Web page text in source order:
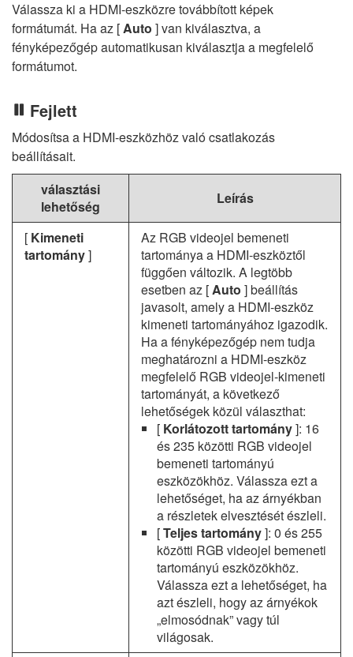
Válassza ki a HDMI-eszközre továbbított képek
formátumát. Ha az [ Auto ] van kiválasztva, a
fényképezőgép automatikusan kiválasztja a megfelelő
formátumot.
Fejlett
Módosítsa a HDMI-eszközhöz való csatlakozás
beállításait.
választási
lehetőség
Leírás
[ Kimeneti
tartomány]
Az RGB videojel bemeneti
tartománya a HDMI-eszköztől
függően változik. A legtöbb
esetben az [ Auto ] beállítás
javasolt, amely a HDMI-eszköz
kimeneti tartományához igazodik.
Ha a fényképezőgép nem tudja
meghatározni a HDMI-eszköz
megfelelő RGB videojel-kimeneti
tartományát, a következő
lehetőségek közül választhat:
[ Korlátozott tartomány]: 16
és 235 közötti RGB videojel
bemeneti tartományú
eszközökhöz. Válassza ezt a
lehetőséget, ha az árnyékban
a részletek elvesztését észleli.
[Teljes tartomány]: 0 és 255
közötti RGB videojel bemeneti
tartományú eszközökhöz.
Válassza ezt a lehetőséget, ha
azt észleli, hogy az árnyékok
„elmosódnak” vagy túl
világosak.